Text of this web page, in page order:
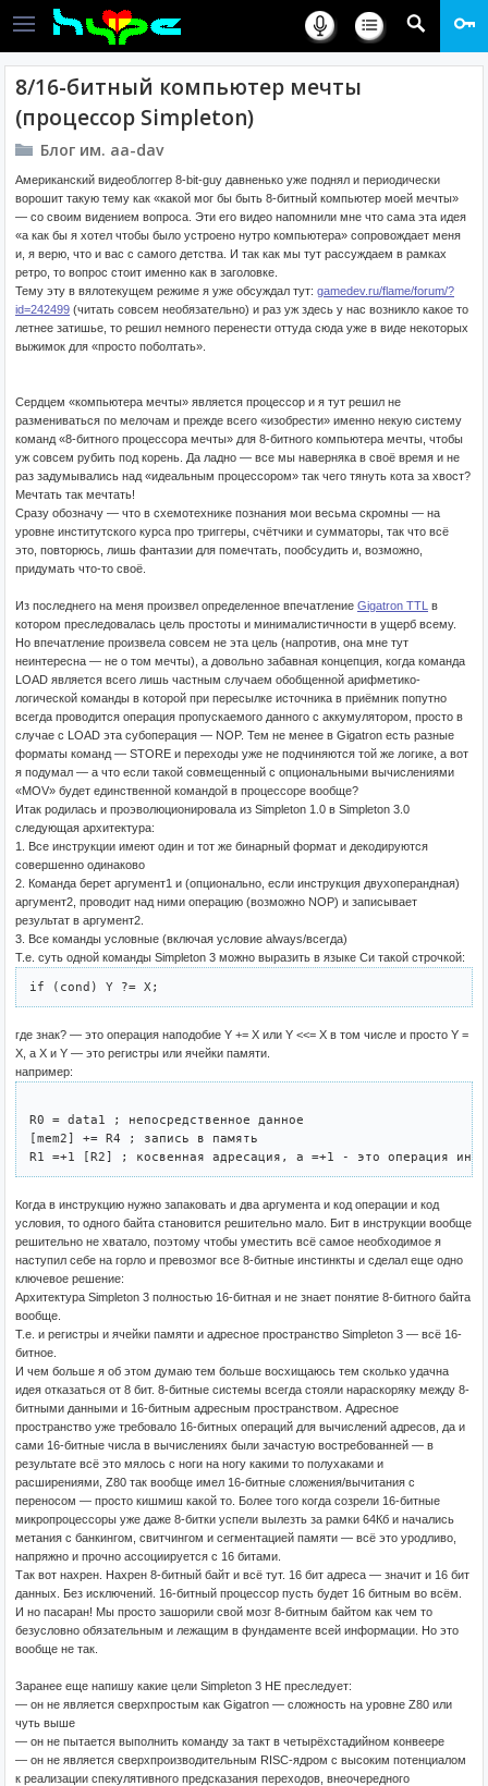
8/16-битный компьютер мечты
(процессор Simpleton)
Блог им. aa-dav
Американский видеоблоггер 8-bit-guy давненько уже поднял и периодически
ворошит такую тему как «какой мог бы быть 8-битный компьютер моей мечты»
— со своим видением вопроса. Эти его видео напомнили мне что сама эта идея
«а как бы я хотел чтобы было устроено нутро компьютера» сопровождает меня
и, я верю, что и вас с самого детства. И так как мы тут рассуждаем в рамках
ретро, то вопрос стоит именно как в заголовке.
Тему эту в вялотекущем режиме я уже обсуждал тут: gamedev.ru/flame/forum/?
id=242499 (читать совсем необязательно) и раз уж здесь у нас возникло какое то
летнее затишье, то решил немного перенести оттуда сюда уже в виде некоторых
выжимок для «просто поболтать».
Сердцем «компьютера мечты» является процессор и я тут решил не
размениваться по мелочам и прежде всего «изобрести» именно некую систему
команд «8-битного процессора мечты» для 8-битного компьютера мечты, чтобы
уж совсем рубить под корень. Да ладно — все мы наверняка в своё время и не
раз задумывались над «идеальным процессором» так чего тянуть кота за хвост?
Мечтать так мечтать!
Сразу обозначу — что в схемотехнике познания мои весьма скромны — на
уровне институтского курса про триггеры, счётчики и сумматоры, так что всё
это, повторюсь, лишь фантазии для помечтать, пообсудить и, возможно,
придумать что-то своё.
Из последнего на меня произвел определенное впечатление Gigatron TTL в
котором преследовалась цель простоты и минималистичности в ущерб всему.
Но впечатление произвела совсем не эта цель (напротив, она мне тут
неинтересна — не о том мечты), а довольно забавная концепция, когда команда
LOAD является всего лишь частным случаем обобщенной арифметико-
логической команды в которой при пересылке источника в приёмник попутно
всегда проводится операция пропускаемого данного с аккумулятором, просто в
случае с LOAD эта субоперация — NOP. Тем не менее в Gigatron есть разные
форматы команд — STORE и переходы уже не подчиняются той же логике, а вот
я подумал — а что если такой совмещенный с опциональными вычислениями
«MOV» будет единственной командой в процессоре вообще?
Итак родилась и проэволюционировала из Simpleton 1.0 в Simpleton 3.0
следующая архитектура:
1. Все инструкции имеют один и тот же бинарный формат и декодируются
совершенно одинаково
2. Команда берет аргумент1 и (опционально, если инструкция двухоперандная)
аргумент2, проводит над ними операцию (возможно NOP) и записывает
результат в аргумент2.
3. Все команды условные (включая условие always/всегда)
Т.е. суть одной команды Simpleton 3 можно выразить в языке Си такой строчкой:
if (cond) Y ?= X;
где знак? — это операция наподобие Y += X или Y <<= X в том числе и просто Y =
X, а X и Y — это регистры или ячейки памяти.
например:
R0 = data1 ; непосредственное данное
[mem2] += R4 ; запись в память
Когда в инструкцию нужно запаковать и два аргумента и код операции и код
условия, то одного байта становится решительно мало. Бит в инструкции вообще
решительно не хватало, поэтому чтобы уместить всё самое необходимое я
наступил себе на горло и превозмог все 8-битные инстинкты и сделал еще одно
ключевое решение:
Архитектура Simpleton 3 полностью 16-битная и не знает понятие 8-битного байта
вообще.
Т.е. и регистры и ячейки памяти и адресное пространство Simpleton 3 — всё 16-
битное.
И чем больше я об этом думаю тем больше восхищаюсь тем сколько удачна
идея отказаться от 8 бит. 8-битные системы всегда стояли нараскоряку между 8-
битными данными и 16-битным адресным пространством. Адресное
пространство уже требовало 16-битных операций для вычислений адресов, да и
сами 16-битные числа в вычислениях были зачастую востребованней — в
результате всё это мялось с ноги на ногу какими то полухаками и
расширениями, Z80 так вообще имел 16-битные сложения/вычитания с
переносом — просто кишмиш какой то. Более того когда созрели 16-битные
микропроцессоры уже даже 8-битки успели вылезть за рамки 64Кб и начались
метания с банкингом, свитчингом и сегментацией памяти — всё это уродливо,
напряжно и прочно ассоциируется с 16 битами.
Так вот нахрен. Нахрен 8-битный байт и всё тут. 16 бит адреса — значит и 16 бит
данных. Без исключений. 16-битный процессор пусть будет 16 битным во всём.
И но пасаран! Мы просто зашорили свой мозг 8-битным байтом как чем то
безусловно обязательным и лежащим в фундаменте всей информации. Но это
вообще не так.
Заранее еще напишу какие цели Simpleton 3 НЕ преследует:
— он не является сверхпростым как Gigatron — сложность на уровне Z80 или
чуть выше
— он не пытается выполнить команду за такт в четырёхстадийном конвеере
— он не является сверхпроизводительным RISC-ядром с высоким потенциалом
к реализации спекулятивного предсказания переходов, внеочередного